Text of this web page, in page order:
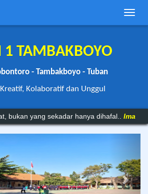
Toggle
TAMBAKBOYO
- Tambakboyo - Tuban
Kolaboratif dan Unggul
hanya dihafal..Imam Syafi'i